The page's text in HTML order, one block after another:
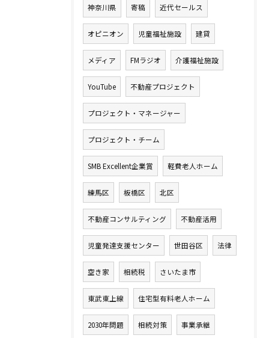
神奈川県 寄稿 近代セールス
オピニオン 児童福祉施設 建貸
メディア FMラジオ 介護福祉施設
YouTube 不動産プロジェクト
プロジェクト・マネージャー
プロジェクト・チーム
SMB Excellent企業賞 軽費老人ホーム
練馬区 板橋区 北区
不動産コンサルティング 不動産活用
児童発達支援センター 世田谷区 法律
空き家 相続税 さいたま市
東武東上線 住宅型有料老人ホーム
2030年問題 相続対策 事業承継